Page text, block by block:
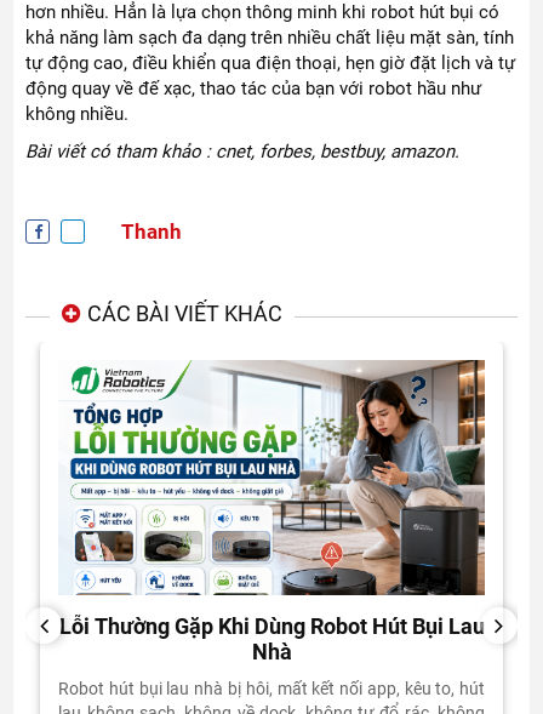
hơn nhiều. Hẳn là lựa chọn thông minh khi robot hút bụi có
khả năng làm sạch đa dạng trên nhiều chất liệu mặt sàn, tính
tự động cao, điều khiển qua điện thoại, hẹn giờ đặt lịch và tự
động quay về đế xạc, thao tác của bạn với robot hầu như
không nhiều.
Bài viết có tham khảo : cnet, forbes, bestbuy, amazon.
Thanh
CÁC BÀI VIẾT KHÁC
PREVIOUS
Lỗi Thường Gặp Khi Dùng Robot Hút Bụi Lau
Nhà
Robot hút bụi lau nhà bị hôi, mất kết nối app, kêu to, hút
NEXT